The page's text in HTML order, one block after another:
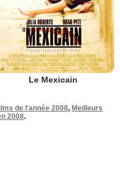
Le Mexicain
de l'année 2008, Meilleurs
2008.